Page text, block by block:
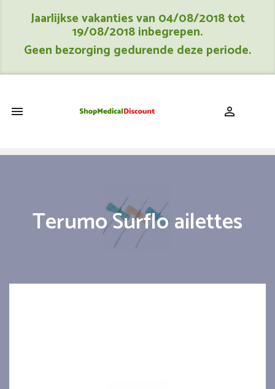
Jaarlijkse vakanties van 04/08/2018 tot
19/08/2018 inbegrepen.
Geen bezorging gedurende deze periode.
 
Terumo Surflo ailettes